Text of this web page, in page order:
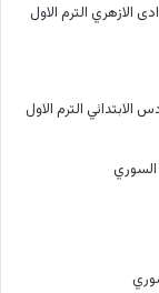
الازهري الترم الاول
الترم الاول